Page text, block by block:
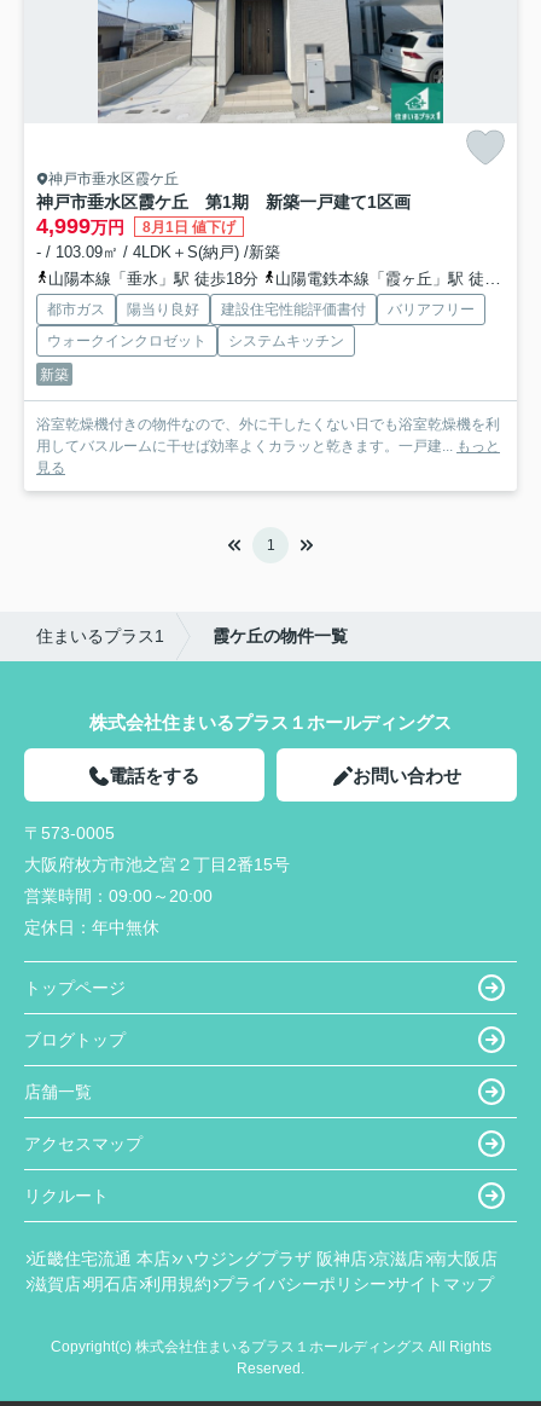
神戸市垂水区霞ケ丘
神戸市垂水区霞ケ丘 第1期 新築一戸建て1区画
4,999万円 8月1日 値下げ
- / 103.09㎡ / 4LDK＋S(納戸) /新築
山陽本線「垂水」駅 徒歩18分
山陽電鉄本線「霞ヶ丘」駅 徒歩15分
都市ガス 陽当り良好 建設住宅性能評価書付
バリアフリー
ウォークインクロゼット
システムキッチン
新築
浴室乾燥機付きの物件なので、外に干したくない日でも浴室乾燥機を利
用してバスルームに干せば効率よくカラッと乾きます。一戸建... もっと
見る
1
住まいるプラス1 霞ケ丘の物件一覧
株式会社住まいるプラス１ホールディングス
電話をする お問い合わせ
〒573-0005
大阪府枚方市池之宮２丁目2番15号
営業時間： 09:00～20:00
定休日： 年中無休
トップページ
ブログトップ
店舗一覧
アクセスマップ
リクルート
近畿住宅流通 本店 ハウジングプラザ 阪神店 京滋店 南大阪店
滋賀店 明石店 利用規約 プライバシーポリシー サイトマップ
Copyright(c) 株式会社住まいるプラス１ホールディングス All Rights
Reserved.